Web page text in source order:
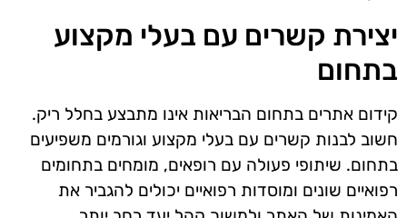
יצירת קשרים עם בעלי מקצוע
בתחום
קידום אתרים בתחום הבריאות אינו מתבצע בחלל ריק.
חשוב לבנות קשרים עם בעלי מקצוע וגורמים משפיעים
בתחום. שיתופי פעולה עם רופאים, מומחים בתחומים
רפואיים שונים ומוסדות רפואיים יכולים להגביר את